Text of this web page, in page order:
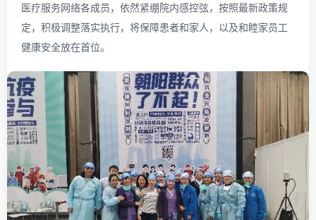
医疗服务网络各成员，依然紧绷院内感控弦，按照最新政策规
定，积极调整落实执行，将保障患者和家人，以及和睦家员工
健康安全放在首位。